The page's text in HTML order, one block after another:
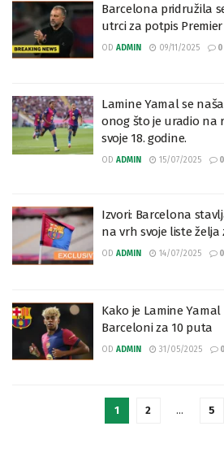
Barcelona pridružila
utrci za potpis
OD ADMIN 09/11/2025 0
Lamine Yamal se
onog što je uradio na
svoje 18. godine.
OD ADMIN 15/07/2025 0
Izvori: Barcelona
na vrh svoje liste
OD ADMIN 14/07/2025 0
Kako je Lamine
Barceloni za 10 puta
OD ADMIN 31/05/2025 0
1 2 … 5